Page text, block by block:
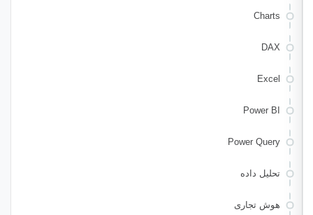
Charts
DAX
Excel
Power BI
Power Query
تحلیل داده
هوش تجاری